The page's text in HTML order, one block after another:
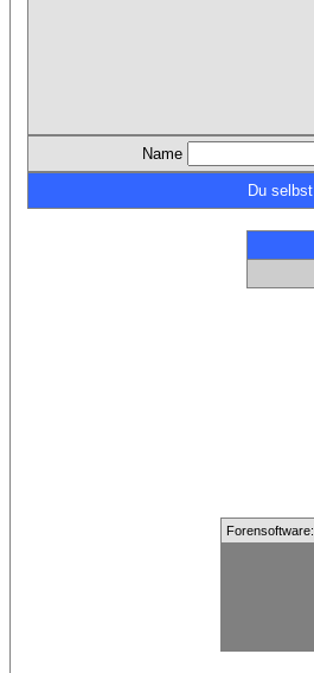
Name
Du selbst
Forensoftware: